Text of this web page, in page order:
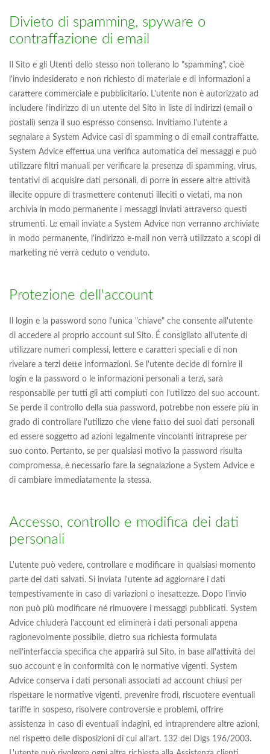
Divieto di spamming, spyware o
contraffazione di email
Il Sito e gli Utenti dello stesso non tollerano lo "spamming", cioè
l'invio indesiderato e non richiesto di materiale e di informazioni a
carattere commerciale e pubblicitario. L'utente non è autorizzato ad
includere l'indirizzo di un utente del Sito in liste di indirizzi (email o
postali) senza il suo espresso consenso. Invitiamo l'utente a
segnalare a System Advice casi di spamming o di email contraffatte.
System Advice effettua una verifica automatica dei messaggi e può
utilizzare filtri manuali per verificare la presenza di spamming, virus,
tentativi di acquisire dati personali, di porre in essere altre attività
illecite oppure di trasmettere contenuti illeciti o vietati, ma non
archivia in modo permanente i messaggi inviati attraverso questi
strumenti. Le email inviate a System Advice non verranno archiviate
in modo permanente, l'indirizzo e-mail non verrà utilizzato a scopi di
marketing né verrà ceduto o venduto.
Protezione dell'account
Il login e la password sono l'unica "chiave" che consente all'utente
di accedere al proprio account sul Sito. É consigliato all'utente di
utilizzare numeri complessi, lettere e caratteri speciali e di non
rivelare a terzi dette informazioni. Se l'utente decide di fornire il
login e la password o le informazioni personali a terzi, sarà
responsabile per tutti gli atti compiuti con l'utilizzo del suo account.
Se perde il controllo della sua password, potrebbe non essere più in
grado di controllare l'utilizzo che viene fatto dei suoi dati personali
ed essere soggetto ad azioni legalmente vincolanti intraprese per
suo conto. Pertanto, se per qualsiasi motivo la password risulta
compromessa, è necessario fare la segnalazione a System Advice e
di cambiare immediatamente la stessa.
Accesso, controllo e modifica dei dati
personali
L'utente può vedere, controllare e modificare in qualsiasi momento
parte dei dati salvati. Si inviata l'utente ad aggiornare i dati
tempestivamente in caso di variazioni o inesattezze. Dopo l'invio
non può più modificare né rimuovere i messaggi pubblicati. System
Advice chiuderà l'account ed eliminerà i dati personali appena
ragionevolmente possibile, dietro sua richiesta formulata
nell’interfaccia specifica che apparirà sul Sito, in base all'attività del
suo account e in conformità con le normative vigenti. System
Advice conserva i dati personali associati ad account chiusi per
rispettare le normative vigenti, prevenire frodi, riscuotere eventuali
tariffe in sospeso, risolvere controversie e problemi, offrire
assistenza in caso di eventuali indagini, ed intraprendere altre azioni,
nel rispetto delle disposizioni di cui all’art. 132 del Dlgs 196/2003.